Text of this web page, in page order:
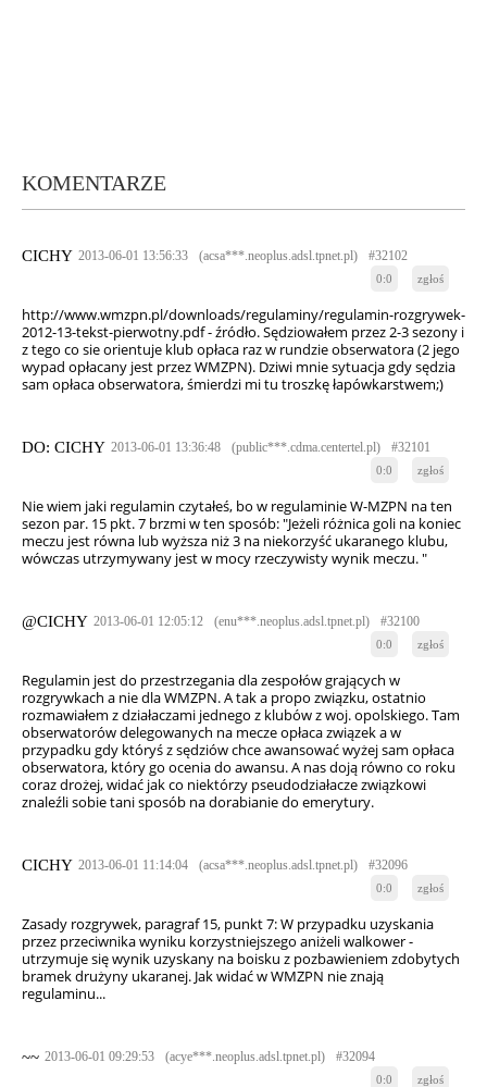
KOMENTARZE
CICHY 2013-06-01 13:56:33 (acsa***.neoplus.adsl.tpnet.pl) #32102
0:0 zgłoś
http://www.wmzpn.pl/downloads/regulaminy/regulamin-rozgrywek-
2012-13-tekst-pierwotny.pdf - źródło. Sędziowałem przez 2-3 sezony i
z tego co sie orientuje klub opłaca raz w rundzie obserwatora (2 jego
wypad opłacany jest przez WMZPN). Dziwi mnie sytuacja gdy sędzia
sam opłaca obserwatora, śmierdzi mi tu troszkę łapówkarstwem;)
DO: CICHY 2013-06-01 13:36:48 (public***.cdma.centertel.pl) #32101
0:0 zgłoś
Nie wiem jaki regulamin czytałeś, bo w regulaminie W-MZPN na ten
sezon par. 15 pkt. 7 brzmi w ten sposób: "Jeżeli różnica goli na koniec
meczu jest równa lub wyższa niż 3 na niekorzyść ukaranego klubu,
wówczas utrzymywany jest w mocy rzeczywisty wynik meczu. "
@CICHY 2013-06-01 12:05:12 (enu***.neoplus.adsl.tpnet.pl) #32100
0:0 zgłoś
Regulamin jest do przestrzegania dla zespołów grających w
rozgrywkach a nie dla WMZPN. A tak a propo związku, ostatnio
rozmawiałem z działaczami jednego z klubów z woj. opolskiego. Tam
obserwatorów delegowanych na mecze opłaca związek a w
przypadku gdy któryś z sędziów chce awansować wyżej sam opłaca
obserwatora, który go ocenia do awansu. A nas doją równo co roku
coraz drożej, widać jak co niektórzy pseudodziałacze związkowi
znaleźli sobie tani sposób na dorabianie do emerytury.
CICHY 2013-06-01 11:14:04 (acsa***.neoplus.adsl.tpnet.pl) #32096
0:0 zgłoś
Zasady rozgrywek, paragraf 15, punkt 7: W przypadku uzyskania
przez przeciwnika wyniku korzystniejszego aniżeli walkower -
utrzymuje się wynik uzyskany na boisku z pozbawieniem zdobytych
bramek drużyny ukaranej. Jak widać w WMZPN nie znają
regulaminu...
~~ 2013-06-01 09:29:53 (acye***.neoplus.adsl.tpnet.pl) #32094
0:0 zgłoś